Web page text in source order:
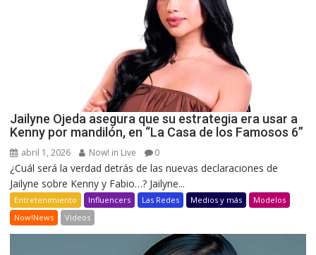
Jailyne Ojeda asegura que su estrategia era usar a
Kenny por mandilón, en “La Casa de los Famosos 6”
abril 1, 2026 Now! in Live 0
¿Cuál será la verdad detrás de las nuevas declaraciones de
Jailyne sobre Kenny y Fabio…? Jailyne...
Entretenimiento Influencers Las Redes Medios y más
Modelos
Now!News
Videos